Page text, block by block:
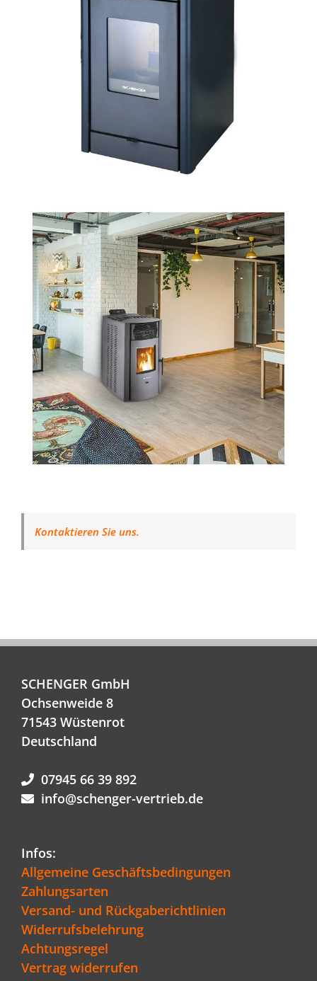
Kontaktieren Sie uns.
SCHENGER GmbH
Ochsenweide 8
71543 Wüstenrot
Deutschland
07945 66 39 892
info@schenger-vertrieb.de
Infos:
Allgemeine Geschäftsbedingungen
Zahlungsarten
Versand- und Rückgaberichtlinien
Widerrufsbelehrung
Achtungsregel
Vertrag widerrufen